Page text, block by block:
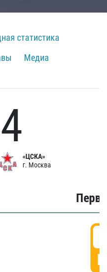
статистика
Медиа
«ЦСКА»
г. Москва